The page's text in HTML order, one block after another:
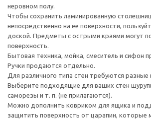
неровном полу.
Чтобы сохранить ламинированную
непосредственно на ее поверхности,
доской. Предметы с острыми краями могут
поверхность.
Бытовая техника, мойка, смеситель и сифон
Ручки продаются отдельно.
Для различного типа стен требуются разные
Выберите подходящие для ваших стен
саморезы и т. п. (не прилагаются).
Можно дополнить ковриком для ящика и
защитить поверхность от царапин, которые